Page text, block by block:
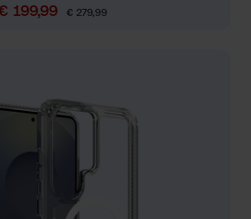
199,99 Normale prijs:
€ 279,99